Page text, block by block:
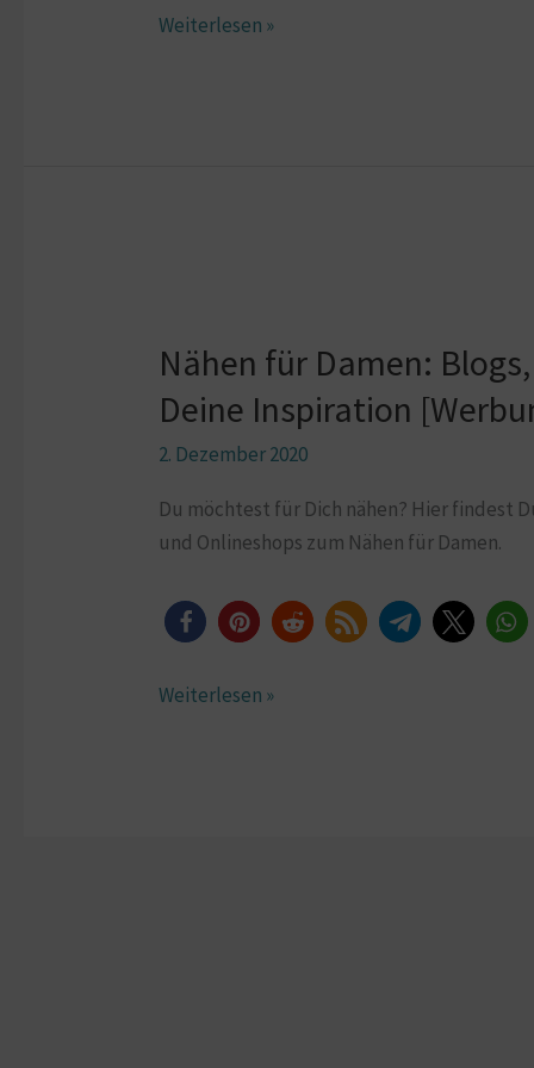
Weiterlesen »
Nähen für Damen:
Deine Inspiration
2. Dezember 2020
Du möchtest für Dich nähen? Hier findest
und Onlineshops zum Nähen für Damen.
Damen:
Blogs,
Podcasts
und
für
Deine
[Werbung*]
Weiterlesen »